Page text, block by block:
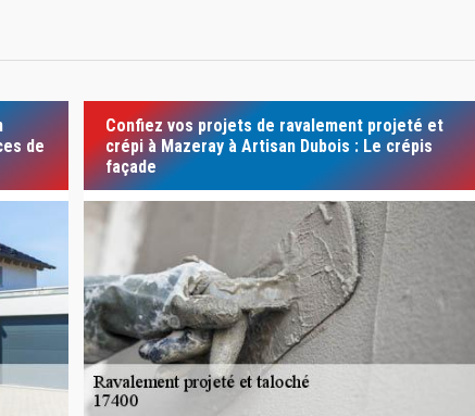
de
Confiez vos projets de ravalement projeté et
crépi à Mazeray à Artisan Dubois : Le crépis
façade